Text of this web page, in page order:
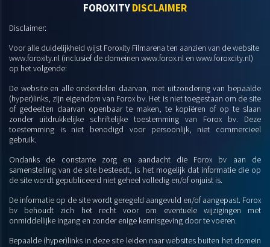
FOROXITYDISCLAIMER
Disclaimer:
Voor alle duidelijkheid wijst Foroxity Filmarena ten aanzien van de website
www.foroxity.nl (inclusief de domeinen www.forox.nl en www.foroxcity.nl)
op het volgende:
De website en alle onderdelen daarvan, met uitzondering van bepaalde
(hyper)links, zijn eigendom van Forox bv. Het is niet toegestaan om de site
of gedeelten daarvan openbaar te maken, te kopiëren of op te slaan
zonder uitdrukkelijke schriftelijke toestemming van Forox bv. Deze
toestemming is niet benodigd voor persoonlijk, niet commercieel
gebruik.
Ondanks de constante zorg en aandacht die Forox bv aan de
samenstelling van de site besteedt, is het mogelijk dat informatie die op
de site wordt gepubliceerd niet geheel volledig en/of onjuist is.
De informatie op de site wordt geregeld aangevuld en/of aangepast. Forox
bv behoudt zich het recht voor om eventuele wijzigingen met
onmiddellijke ingang en zonder enige kennisgeving door te voeren.
Bepaalde (hyper)links in deze site leiden naar websites buiten het domein